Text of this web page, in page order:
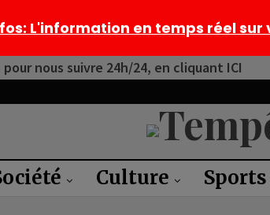
nous suivre 24h/24, en cliquant ICI
Culture Sports
: L'information en temps réel sur